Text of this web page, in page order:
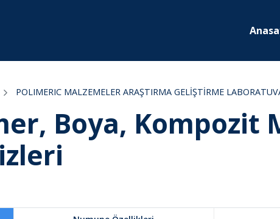
POLIMERIC MALZEMELER ARAŞTIRMA GELİŞTİRME
Boya, Kompozit